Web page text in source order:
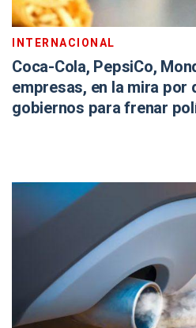
INTERNACIONAL
Coca-Cola, PepsiCo,
empresas, en la mira por
gobiernos para frenar